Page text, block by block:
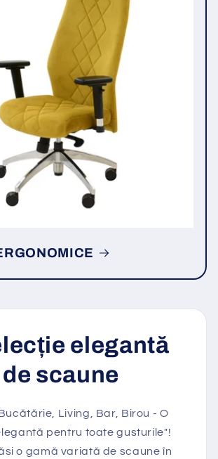
elegantă
de scaune
Living, Bar, Birou - O
pentru toate gusturile"!
o gamă variată de scaune în